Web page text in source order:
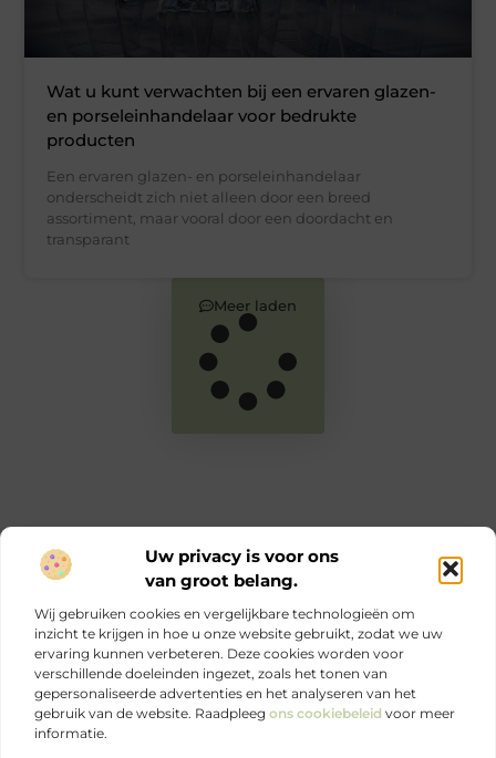
Uw privacy is voor ons
van groot belang.
Wij gebruiken cookies en vergelijkbare technologieën om
inzicht te krijgen in hoe u onze website gebruikt, zodat we uw
ervaring kunnen verbeteren. Deze cookies worden voor
verschillende doeleinden ingezet, zoals het tonen van
gepersonaliseerde advertenties en het analyseren van het
gebruik van de website. Raadpleeg ons cookiebeleid voor meer
informatie.
Wat u kunt verwachten bij een ervaren glazen-
en porseleinhandelaar voor bedrukte
producten
Een ervaren glazen- en porseleinhandelaar
onderscheidt zich niet alleen door een breed
assortiment, maar vooral door een doordacht en
transparant
Meer laden
Main Links
Ontdek elke dag iets nieuws op Je-eigen-marketing.be.
Sterke marketing begint bij jezelf.